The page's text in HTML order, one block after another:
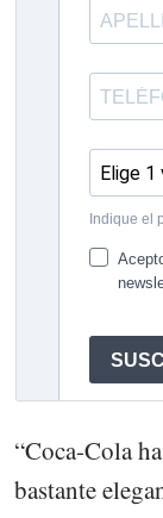
“Coca-Cola
bastante